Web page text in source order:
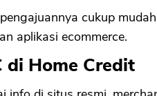
cukup
aplikasi ecommerce.
di Home Credit